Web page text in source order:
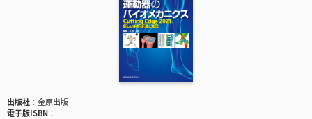
出版社
金原出版
電子版ISBN